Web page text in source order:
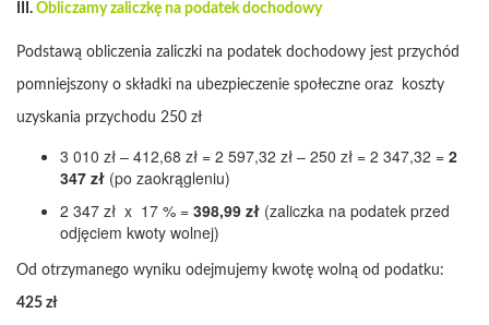
III. Obliczamy zaliczkę na podatek dochodowy
Podstawą obliczenia zaliczki na podatek dochodowy jest przychód
pomniejszony o składki na ubezpieczenie społeczne oraz koszty
uzyskania przychodu 250 zł
3 010 zł – 412,68 zł = 2 597,32 zł – 250 zł = 2 347,32 = 2
347 zł (po zaokrągleniu)
2 347 zł x 17 % = 398,99 zł (zaliczka na podatek przed
odjęciem kwoty wolnej)
Od otrzymanego wyniku odejmujemy kwotę wolną od podatku:
425 zł